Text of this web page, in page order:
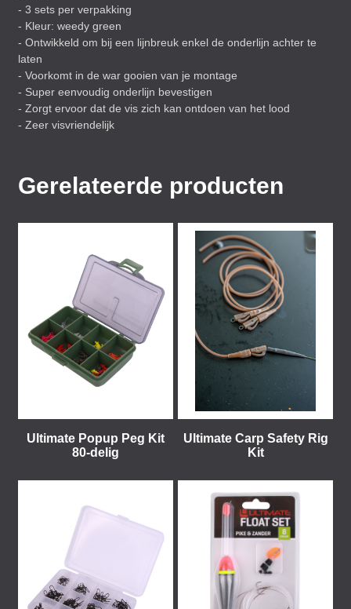
- 3 sets per verpakking
- Kleur: weedy green
- Ontwikkeld om bij een lijnbreuk enkel de onderlijn achter te
laten
- Voorkomt in de war gooien van je montage
- Super eenvoudig onderlijn bevestigen
- Zorgt ervoor dat de vis zich kan ontdoen van het lood
- Zeer visvriendelijk
Gerelateerde producten
Ultimate Popup Peg Kit
80-delig
Ultimate Carp Safety Rig
Kit